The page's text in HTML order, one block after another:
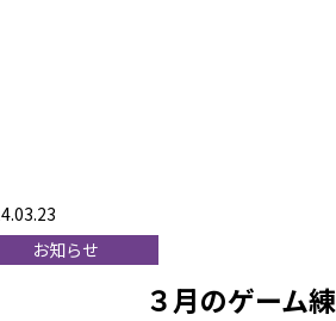
お知らせ
３月のゲーム